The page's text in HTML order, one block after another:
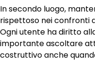
In secondo luogo,
rispettoso nei confronti
Ogni utente ha diritto
importante ascoltare
costruttivo anche